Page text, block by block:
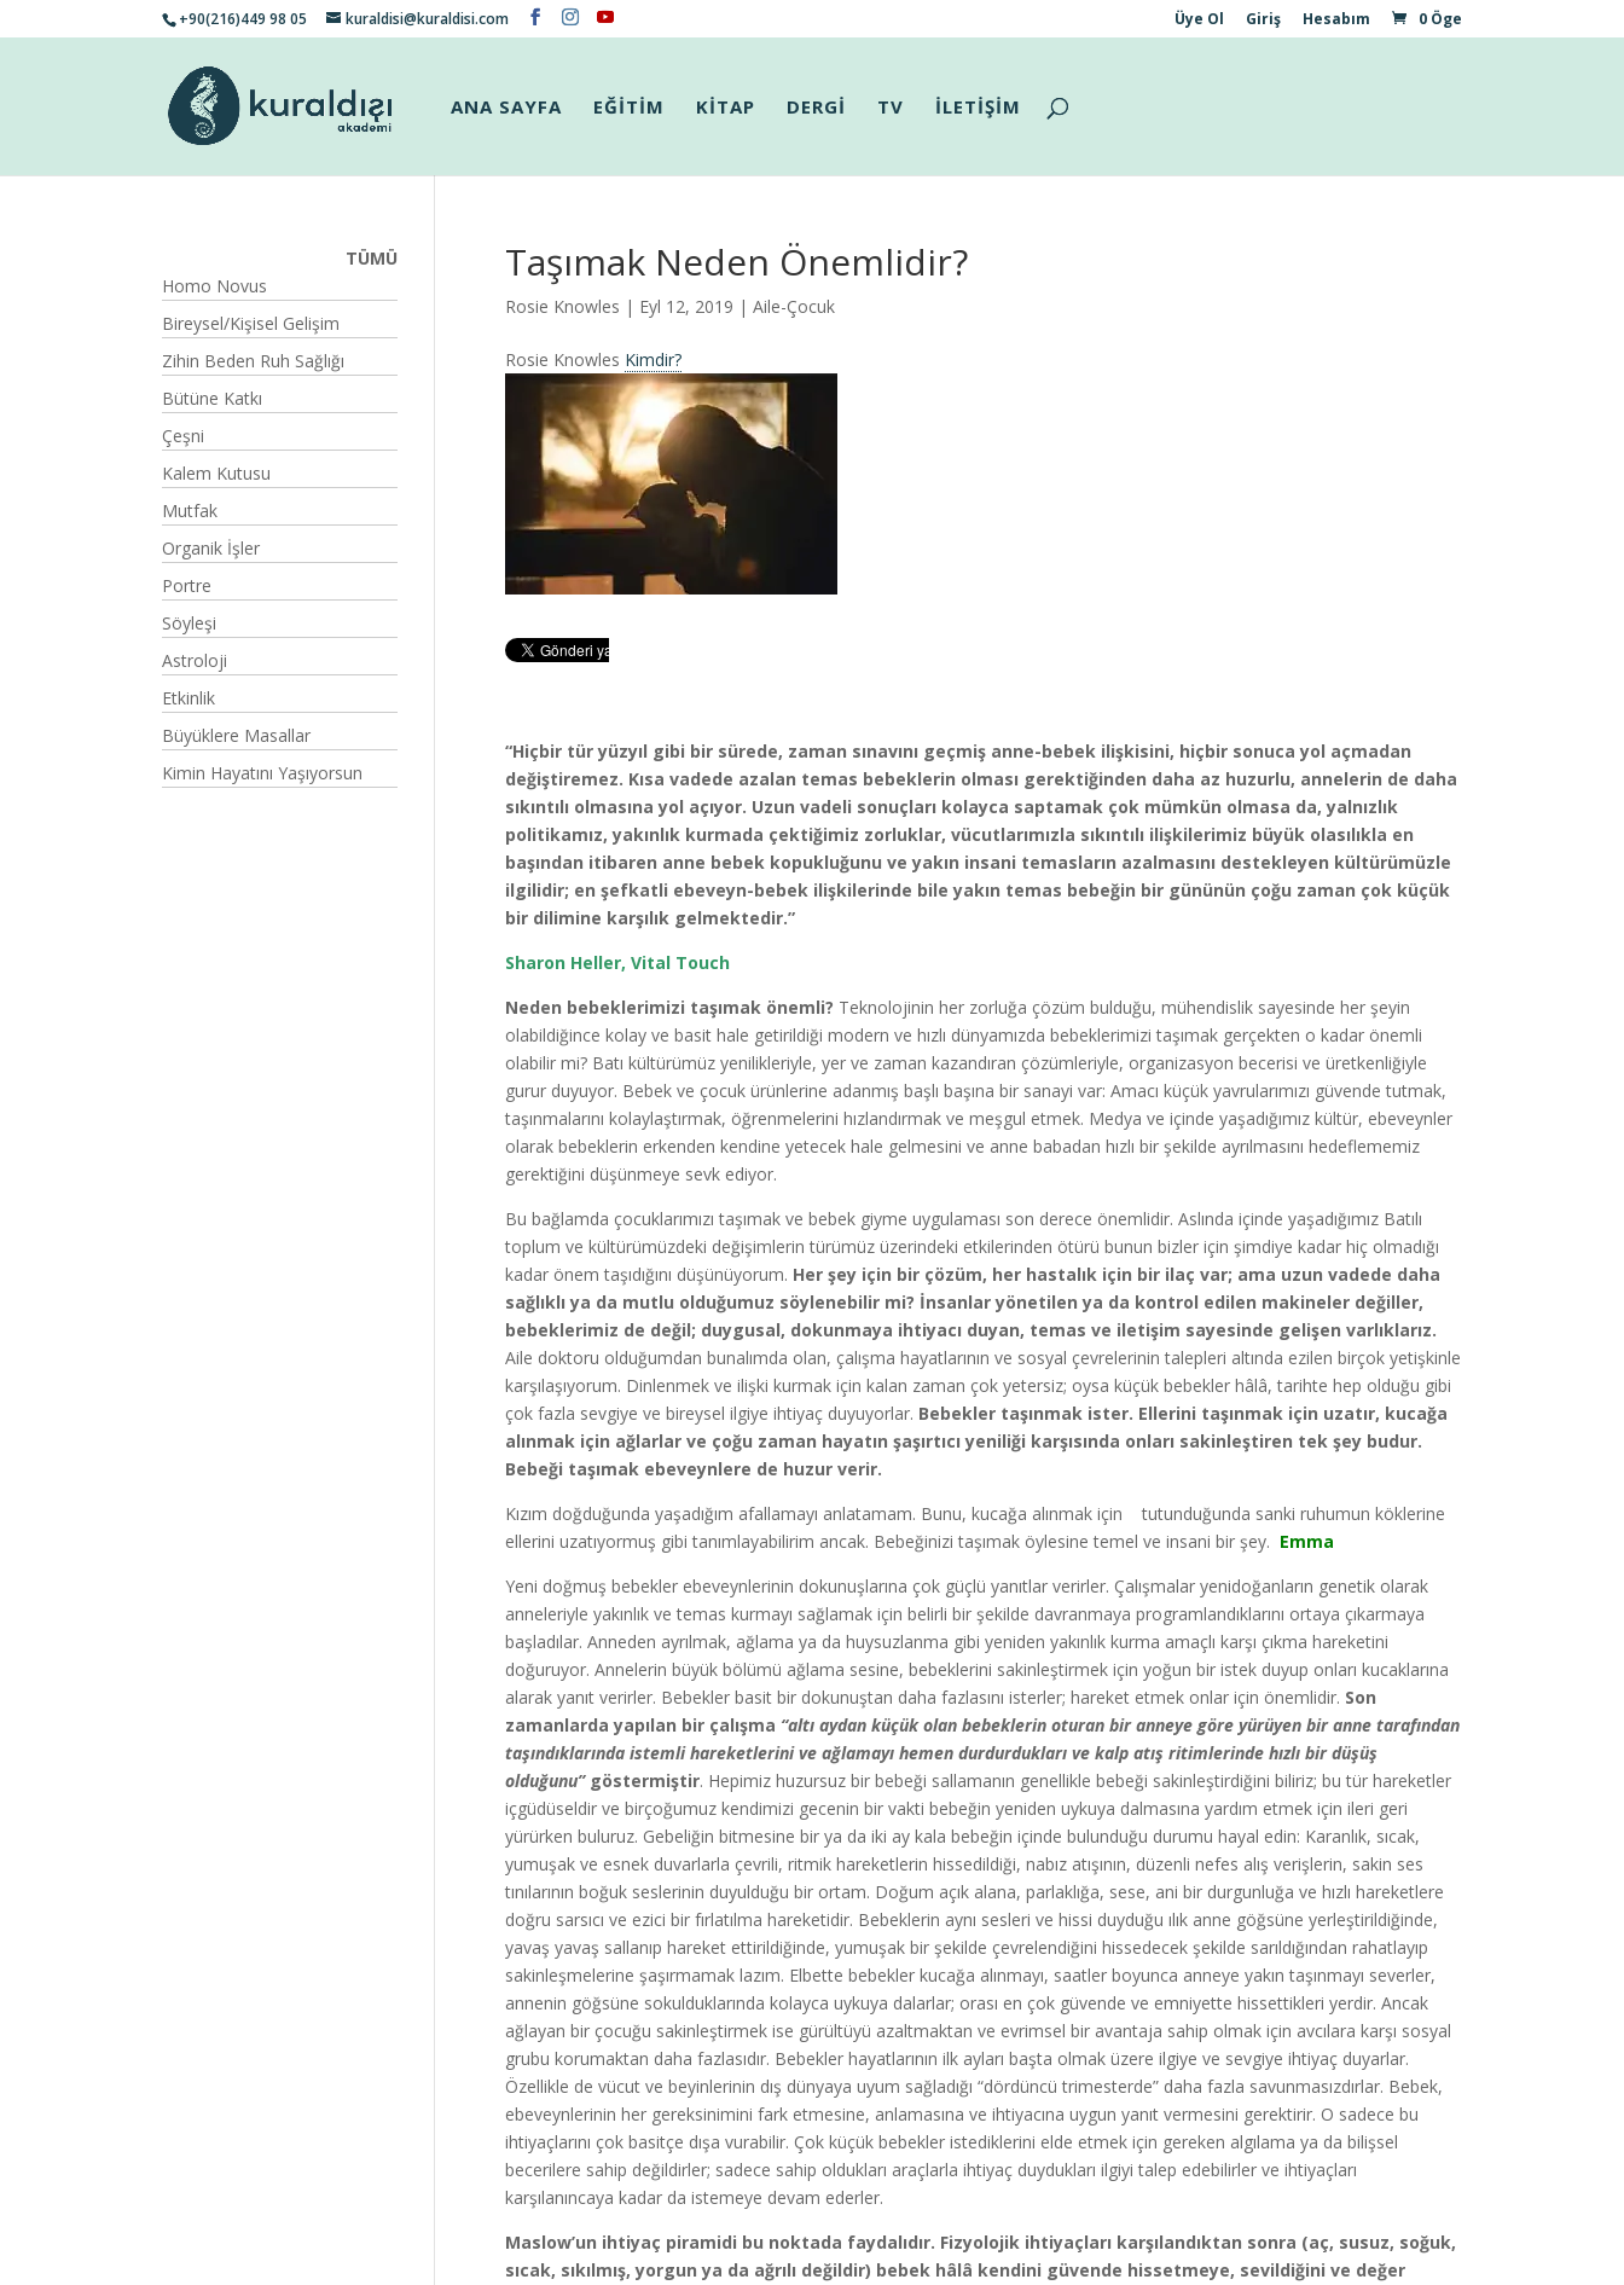
+90(216)449 98 05 kuraldisi@kuraldisi.com Üye Ol Giriş Hesabım 0 Öge
ANA SAYFA EĞİTİM KİTAP DERGİ TV İLETİŞİM
Taşımak Neden Önemlidir?
Rosie Knowles | Eyl 12, 2019 | Aile-Çocuk
Rosie Knowles Kimdir?
“Hiçbir tür yüzyıl gibi bir sürede, zaman sınavını geçmiş anne-bebek ilişkisini, hiçbir sonuca yol açmadan
değiştiremez. Kısa vadede azalan temas bebeklerin olması gerektiğinden daha az huzurlu, annelerin de daha
sıkıntılı olmasına yol açıyor. Uzun vadeli sonuçları kolayca saptamak çok mümkün olmasa da, yalnızlık
politikamız, yakınlık kurmada çektiğimiz zorluklar, vücutlarımızla sıkıntılı ilişkilerimiz büyük olasılıkla en
başından itibaren anne bebek kopukluğunu ve yakın insani temasların azalmasını destekleyen kültürümüzle
ilgilidir; en şefkatli ebeveyn-bebek ilişkilerinde bile yakın temas bebeğin bir gününün çoğu zaman çok küçük
bir dilimine karşılık gelmektedir.”
Sharon Heller, Vital Touch
Neden bebeklerimizi taşımak önemli? Teknolojinin her zorluğa çözüm bulduğu, mühendislik sayesinde her şeyin
olabildiğince kolay ve basit hale getirildiği modern ve hızlı dünyamızda bebeklerimizi taşımak gerçekten o kadar önemli
olabilir mi? Batı kültürümüz yenilikleriyle, yer ve zaman kazandıran çözümleriyle, organizasyon becerisi ve üretkenliğiyle
gurur duyuyor. Bebek ve çocuk ürünlerine adanmış başlı başına bir sanayi var: Amacı küçük yavrularımızı güvende tutmak,
taşınmalarını kolaylaştırmak, öğrenmelerini hızlandırmak ve meşgul etmek. Medya ve içinde yaşadığımız kültür, ebeveynler
olarak bebeklerin erkenden kendine yetecek hale gelmesini ve anne babadan hızlı bir şekilde ayrılmasını hedeflememiz
gerektiğini düşünmeye sevk ediyor.
Bu bağlamda çocuklarımızı taşımak ve bebek giyme uygulaması son derece önemlidir. Aslında içinde yaşadığımız Batılı
toplum ve kültürümüzdeki değişimlerin türümüz üzerindeki etkilerinden ötürü bunun bizler için şimdiye kadar hiç olmadığı
kadar önem taşıdığını düşünüyorum. Her şey için bir çözüm, her hastalık için bir ilaç var; ama uzun vadede daha
sağlıklı ya da mutlu olduğumuz söylenebilir mi? İnsanlar yönetilen ya da kontrol edilen makineler değiller,
bebeklerimiz de değil; duygusal, dokunmaya ihtiyacı duyan, temas ve iletişim sayesinde gelişen varlıklarız.
Aile doktoru olduğumdan bunalımda olan, çalışma hayatlarının ve sosyal çevrelerinin talepleri altında ezilen birçok yetişkinle
karşılaşıyorum. Dinlenmek ve ilişki kurmak için kalan zaman çok yetersiz; oysa küçük bebekler hâlâ, tarihte hep olduğu gibi
çok fazla sevgiye ve bireysel ilgiye ihtiyaç duyuyorlar. Bebekler taşınmak ister. Ellerini taşınmak için uzatır, kucağa
alınmak için ağlarlar ve çoğu zaman hayatın şaşırtıcı yeniliği karşısında onları sakinleştiren tek şey budur.
Bebeği taşımak ebeveynlere de huzur verir.
Kızım doğduğunda yaşadığım afallamayı anlatamam. Bunu, kucağa alınmak için tutunduğunda sanki ruhumun köklerine
ellerini uzatıyormuş gibi tanımlayabilirim ancak. Bebeğinizi taşımak öylesine temel ve insani bir şey. Emma
Yeni doğmuş bebekler ebeveynlerinin dokunuşlarına çok güçlü yanıtlar verirler. Çalışmalar yenidoğanların genetik olarak
anneleriyle yakınlık ve temas kurmayı sağlamak için belirli bir şekilde davranmaya programlandıklarını ortaya çıkarmaya
başladılar. Anneden ayrılmak, ağlama ya da huysuzlanma gibi yeniden yakınlık kurma amaçlı karşı çıkma hareketini
doğuruyor. Annelerin büyük bölümü ağlama sesine, bebeklerini sakinleştirmek için yoğun bir istek duyup onları kucaklarına
alarak yanıt verirler. Bebekler basit bir dokunuştan daha fazlasını isterler; hareket etmek onlar için önemlidir. Son
zamanlarda yapılan bir çalışma “altı aydan küçük olan bebeklerin oturan bir anneye göre yürüyen bir anne tarafından
taşındıklarında istemli hareketlerini ve ağlamayı hemen durdurdukları ve kalp atış ritimlerinde hızlı bir düşüş
olduğunu” göstermiştir. Hepimiz huzursuz bir bebeği sallamanın genellikle bebeği sakinleştirdiğini biliriz; bu tür hareketler
içgüdüseldir ve birçoğumuz kendimizi gecenin bir vakti bebeğin yeniden uykuya dalmasına yardım etmek için ileri geri
yürürken buluruz. Gebeliğin bitmesine bir ya da iki ay kala bebeğin içinde bulunduğu durumu hayal edin: Karanlık, sıcak,
yumuşak ve esnek duvarlarla çevrili, ritmik hareketlerin hissedildiği, nabız atışının, düzenli nefes alış verişlerin, sakin ses
tınılarının boğuk seslerinin duyulduğu bir ortam. Doğum açık alana, parlaklığa, sese, ani bir durgunluğa ve hızlı hareketlere
doğru sarsıcı ve ezici bir fırlatılma hareketidir. Bebeklerin aynı sesleri ve hissi duyduğu ılık anne göğsüne yerleştirildiğinde,
yavaş yavaş sallanıp hareket ettirildiğinde, yumuşak bir şekilde çevrelendiğini hissedecek şekilde sarıldığından rahatlayıp
sakinleşmelerine şaşırmamak lazım. Elbette bebekler kucağa alınmayı, saatler boyunca anneye yakın taşınmayı severler,
annenin göğsüne sokulduklarında kolayca uykuya dalarlar; orası en çok güvende ve emniyette hissettikleri yerdir. Ancak
ağlayan bir çocuğu sakinleştirmek ise gürültüyü azaltmaktan ve evrimsel bir avantaja sahip olmak için avcılara karşı sosyal
grubu korumaktan daha fazlasıdır. Bebekler hayatlarının ilk ayları başta olmak üzere ilgiye ve sevgiye ihtiyaç duyarlar.
Özellikle de vücut ve beyinlerinin dış dünyaya uyum sağladığı “dördüncü trimesterde” daha fazla savunmasızdırlar. Bebek,
ebeveynlerinin her gereksinimini fark etmesine, anlamasına ve ihtiyacına uygun yanıt vermesini gerektirir. O sadece bu
ihtiyaçlarını çok basitçe dışa vurabilir. Çok küçük bebekler istediklerini elde etmek için gereken algılama ya da bilişsel
becerilere sahip değildirler; sadece sahip oldukları araçlarla ihtiyaç duydukları ilgiyi talep edebilirler ve ihtiyaçları
karşılanıncaya kadar da istemeye devam ederler.
Maslow’un ihtiyaç piramidi bu noktada faydalıdır. Fizyolojik ihtiyaçları karşılandıktan sonra (aç, susuz, soğuk,
sıcak, sıkılmış, yorgun ya da ağrılı değildir) bebek hâlâ kendini güvende hissetmeye, sevildiğini ve değer
TÜMÜ
Homo Novus
Bireysel/Kişisel Gelişim
Zihin Beden Ruh Sağlığı
Bütüne Katkı
Çeşni
Kalem Kutusu
Mutfak
Organik İşler
Portre
Söyleşi
Astroloji
Etkinlik
Büyüklere Masallar
Kimin Hayatını Yaşıyorsun